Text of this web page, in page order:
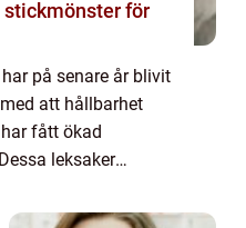
på senare år blivit
att hållbarhet
fått ökad
leksaker
I denna artikel